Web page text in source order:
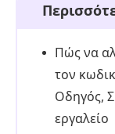
Πώς να
τον
Οδηγός,
εργαλείο